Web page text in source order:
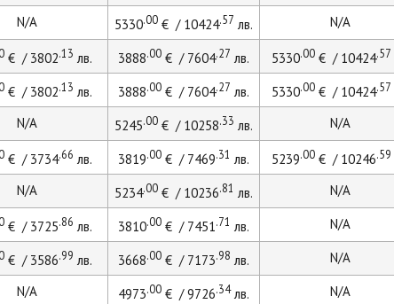
N/A
5330.00 € / 10424.57 лв. N/A
€ / 3802.13 лв. 3888.00 € / 7604.27 лв. 5330.00€ / 10424.57
€ / 3802.13 лв. 3888.00 € / 7604.27 лв. 5330.00€ / 10424.57
N/A
5245.00 € / 10258.33 лв. N/A
€ / 3734.66 лв. 3819.00 € / 7469.31 лв. 5239.00€ / 10246.59
N/A
5234.00 € / 10236.81 лв. N/A
€ / 3725.86 лв. 3810.00 € / 7451.71 лв. N/A
€ / 3586.99 лв. 3668.00 € / 7173.98 лв.
N/A
N/A
4973.00 € / 9726.34лв. N/A